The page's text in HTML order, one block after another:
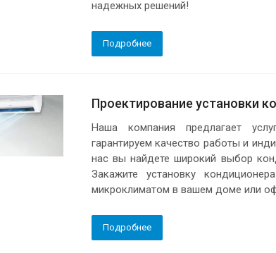
надежных решений!
Подробнее
Проектирование установки
Наша компания предлагает
гарантируем качество работы и
нас вы найдете широкий выбор
Закажите установку
микроклиматом в вашем доме или
Подробнее